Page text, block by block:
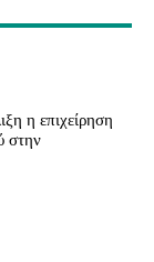
η επιχείρηση
στην